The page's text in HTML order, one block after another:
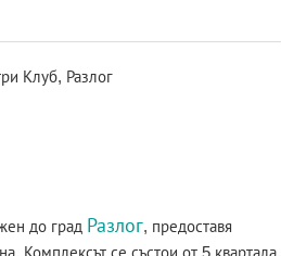
Клуб, Разлог
до град Разлог, предоставя
Комплексът се състои от 5 квартала,